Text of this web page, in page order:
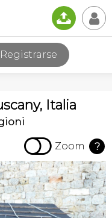
📤 👤
Registrarse
Italia
 Zoom ?